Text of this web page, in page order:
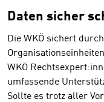
Daten sicher
Die WKÖ sichert
WKÖ
umfassende
Sollte es trotz aller